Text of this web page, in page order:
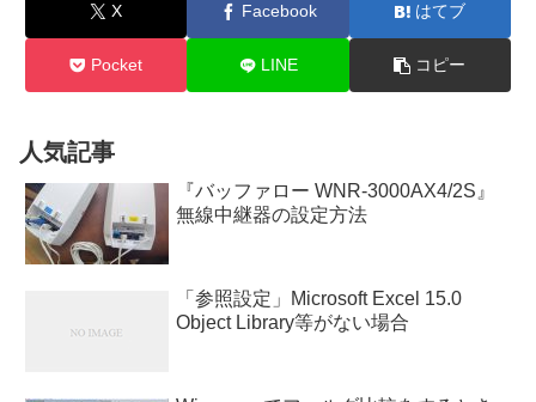
X Facebook はてブ
Pocket LINE コピー
人気記事
『バッファロー WNR-3000AX4/2S』
無線中継器の設定方法
「参照設定」Microsoft Excel 15.0
Object Library等がない場合